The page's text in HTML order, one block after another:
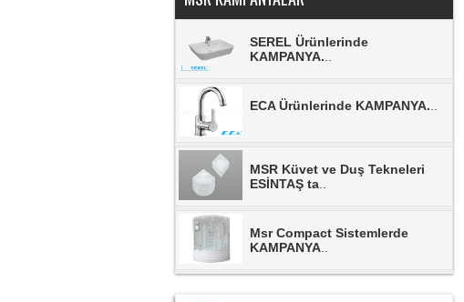
SEREL Ürünlerinde
KAMPANYA.
ECA Ürünlerinde KAMPANYA.
MSR Küvet ve Duş Tekneleri
ESİNTAŞ ta
Msr Compact Sistemlerde
KAMPANYA